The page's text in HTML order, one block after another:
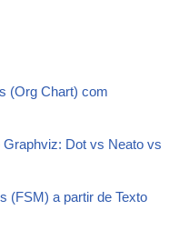
(Org Chart) com
Dot vs Neato vs
(FSM) a partir de Texto